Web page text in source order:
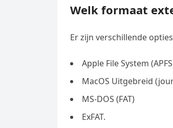
Welk formaat
Er zijn verschillende
Apple File System
MacOS Uitgebreid
MS-DOS (FAT)
ExFAT.